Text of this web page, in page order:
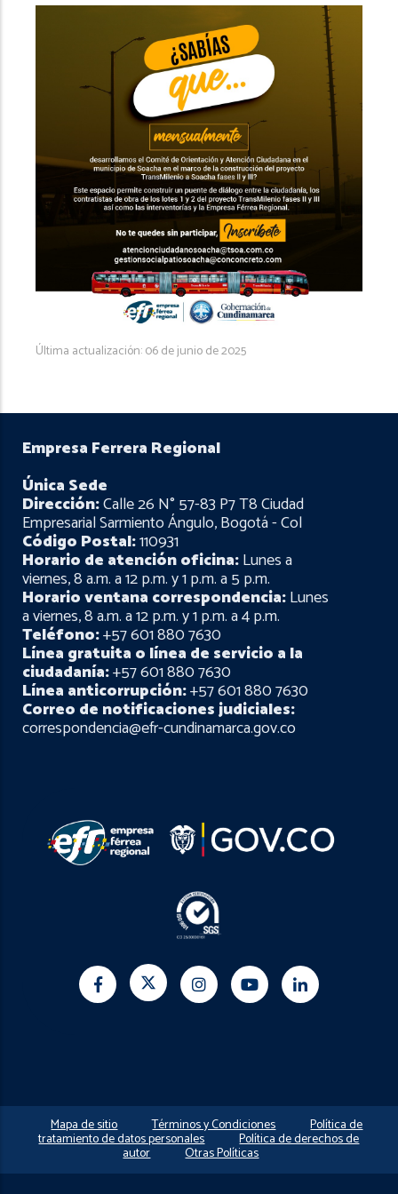
Última actualización: 06 de junio de 2025
Empresa Ferrera Regional
Única Sede
Dirección:Calle 26 N° 57-83 P7 T8 Ciudad
Empresarial Sarmiento Ángulo, Bogotá - Col
Código Postal:110931
Horario de atención oficina:Lunes a
viernes, 8 a.m. a 12 p.m. y 1 p.m. a 5 p.m.
Horario ventana correspondencia:Lunes
a viernes, 8 a.m. a 12 p.m. y 1 p.m. a 4 p.m.
Teléfono:+57 601 880 7630
Línea gratuita o línea de servicio a la
ciudadanía:+57 601 880 7630
Línea anticorrupción:+57 601 880 7630
Correo de notificaciones judiciales:
correspondencia@efr-cundinamarca.gov.co
Mapa de sitio Términos y Condiciones Política de
tratamiento de datos personales Política de derechos de
autor Otras Políticas